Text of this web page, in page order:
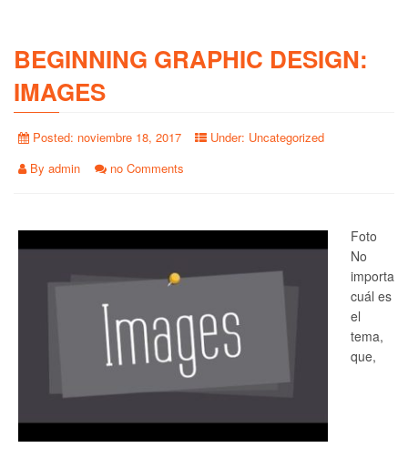
BEGINNING GRAPHIC DESIGN:
IMAGES
Posted: noviembre 18, 2017 Under: Uncategorized
By admin no Comments
Foto
No
importa
cuál es
el
tema,
que,